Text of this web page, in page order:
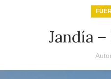
Jandía